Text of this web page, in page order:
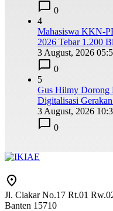
0
4
Mahasiswa KKN-
2026 Tebar 1.200
3 August, 2026
0
5
Gus Hilmy Dorong
Digitalisasi
3 August, 2026
0
Jl. Ciakar No.17 Rt.01
Banten 15710